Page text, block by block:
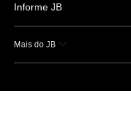
Informe JB
Mais do JB
Esportes